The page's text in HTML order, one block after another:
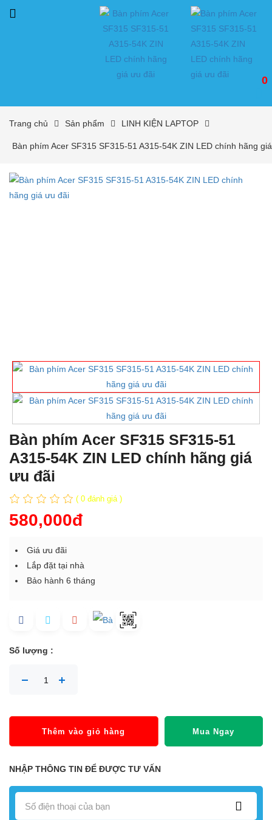
0
Trang chủ Sản phẩm LINH KIỆN LAPTOP
Bàn phím Acer SF315 SF315-51 A315-54K ZIN LED chính hãng
Bàn phím Acer SF315 SF315-51
A315-54K ZIN LED chính hãng giá
ưu đãi
( 0 đánh giá )
580,000đ
Giá ưu đãi
Lắp đặt tại nhà
Bảo hành 6 tháng
Số lượng :
Thêm vào giỏ hàng Mua Ngay
NHẬP THÔNG TIN ĐỂ ĐƯỢC TƯ VẤN